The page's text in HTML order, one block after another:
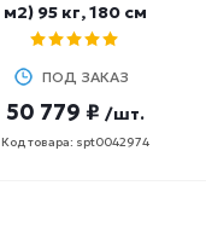
м2) 95 кг, 180 см
ПОД ЗАКАЗ
50 779 ₽ /шт.
Код товара: spt0042974